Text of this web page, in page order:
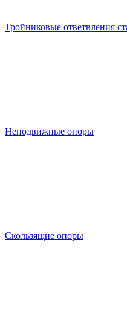
Тройниковые ответвления
Неподвижные опоры
Скользящие опоры